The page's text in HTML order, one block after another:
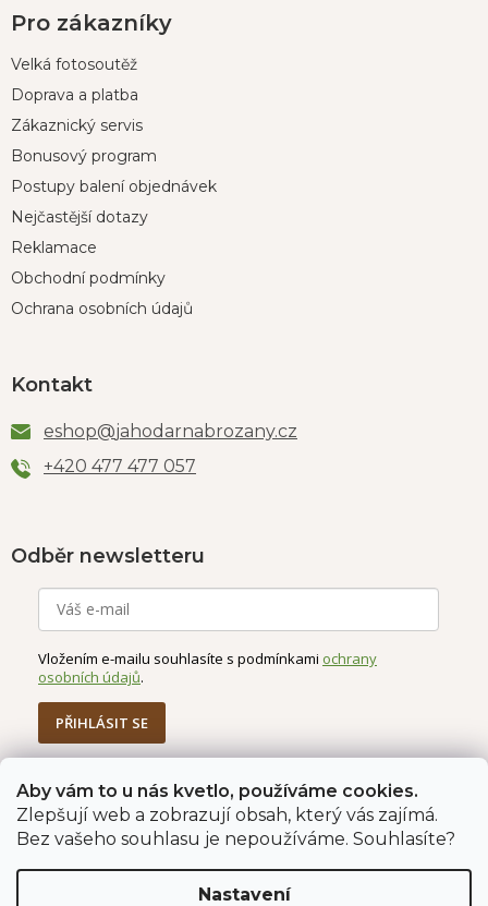
Aby vám to u nás kvetlo, používáme cookies.
Zlepšují web a zobrazují obsah, který vás zajímá.
Bez vašeho souhlasu je nepoužíváme. Souhlasíte?
Nastavení
Pro zákazníky
Velká fotosoutěž
Doprava a platba
Zákaznický servis
Bonusový program
Postupy balení objednávek
Nejčastější dotazy
Reklamace
Obchodní podmínky
Ochrana osobních údajů
Kontakt
eshop@jahodarnabrozany.cz
+420 477 477 057
Odběr newsletteru
Vložením e-mailu souhlasíte s podmínkami ochrany
osobních údajů.
PŘIHLÁSIT SE
Jahodárna Brozany Obchodní podmínky
Podmínky ochrany údajů
Vytvořil Shoptet Premium